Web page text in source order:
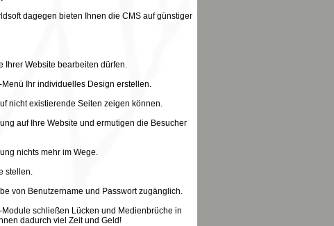
dagegen bieten Ihnen die CMS auf günstiger
Ihrer Website bearbeiten dürfen.
Ihr individuelles Design erstellen.
nicht existierende Seiten zeigen können.
auf Ihre Website und ermutigen die Besucher
nichts mehr im Wege.
stellen.
von Benutzername und Passwort zugänglich.
schließen Lücken und Medienbrüche in
dadurch viel Zeit und Geld!